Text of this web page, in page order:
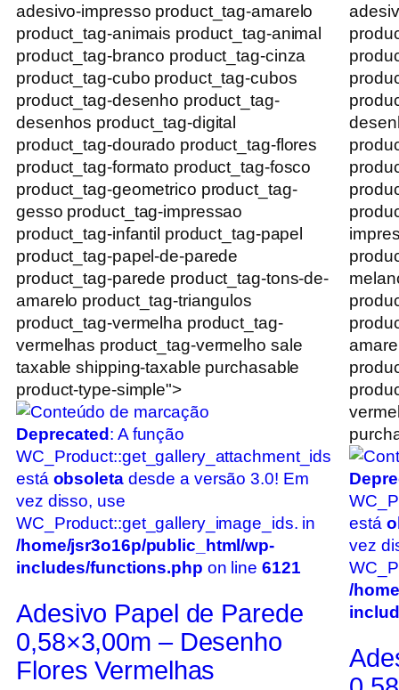
adesivo-impresso product_tag-amarelo
product_tag-animais product_tag-animal
product_tag-branco product_tag-cinza
product_tag-cubo product_tag-cubos
product_tag-desenho product_tag-
desenhos product_tag-digital
product_tag-dourado product_tag-flores
product_tag-formato product_tag-fosco
product_tag-geometrico product_tag-
gesso product_tag-impressao
product_tag-infantil product_tag-papel
product_tag-papel-de-parede
product_tag-parede product_tag-tons-de-
amarelo product_tag-triangulos
product_tag-vermelha product_tag-
vermelhas product_tag-vermelho sale
taxable shipping-taxable purchasable
product-type-simple">
Deprecated: A função
WC_Product::get_gallery_attachment_ids
está obsoletadesde a versão 3.0! Em
vez disso, use
WC_Product::get_gallery_image_ids. in
/home/jsr3o16p/public_html/wp-
includes/functions.php on line 6121
Adesivo Papel de Parede
0,58×3,00m – Desenho
Flores Vermelhas
está
vez
/